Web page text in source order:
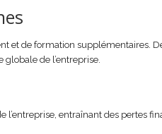
et de formation supplémentaires.
de l’entreprise.
entraînant des pertes